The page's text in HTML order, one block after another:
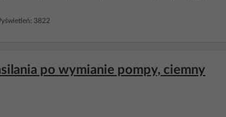
3822
po wymianie pompy, ciemny